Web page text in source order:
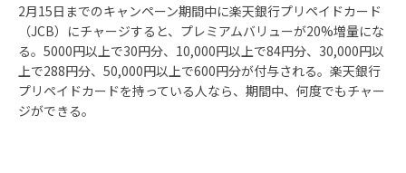
2月15日までのキャンペーン期間中に楽天銀行プリペイドカード
（JCB）にチャージすると、プレミアムバリューが20%増量にな
る。5000円以上で30円分、10,000円以上で84円分、30,000円以
上で288円分、50,000円以上で600円分が付与される。楽天銀行
プリペイドカードを持っている人なら、期間中、何度でもチャー
ジができる。